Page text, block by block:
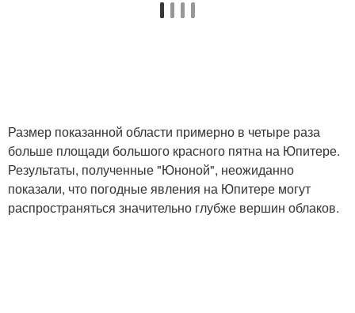
Размер показанной области примерно в четыре раза
больше площади большого красного пятна на Юпитере.
Результаты, полученные "Юноной", неожиданно
показали, что погодные явления на Юпитере могут
распространяться значительно глубже вершин облаков.